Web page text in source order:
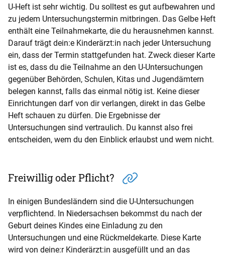
U-Heft ist sehr wichtig. Du solltest es gut aufbewahren und
zu jedem Untersuchungstermin mitbringen. Das Gelbe Heft
enthält eine Teilnahmekarte, die du herausnehmen kannst.
Darauf trägt dein:e Kinderärzt:in nach jeder Untersuchung
ein, dass der Termin stattgefunden hat. Zweck dieser Karte
ist es, dass du die Teilnahme an den U-Untersuchungen
gegenüber Behörden, Schulen, Kitas und Jugendämtern
belegen kannst, falls das einmal nötig ist. Keine dieser
Einrichtungen darf von dir verlangen, direkt in das Gelbe
Heft schauen zu dürfen. Die Ergebnisse der
Untersuchungen sind vertraulich. Du kannst also frei
entscheiden, wem du den Einblick erlaubst und wem nicht.
Freiwillig oder Pflicht?
In einigen Bundesländern sind die U-Untersuchungen
verpflichtend. In Niedersachsen bekommst du nach der
Geburt deines Kindes eine Einladung zu den
Untersuchungen und eine Rückmeldekarte. Diese Karte
wird von deine:r Kinderärzt:in ausgefüllt und an das